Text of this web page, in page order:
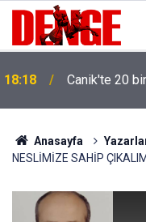
18:18 Canik'te 20
Anasayfa
NESLİMİZE SAHİP ÇIKALIM